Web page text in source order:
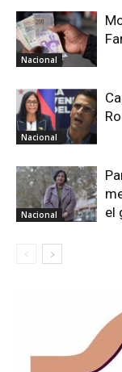
Nacional
Nacional
Nacional
el